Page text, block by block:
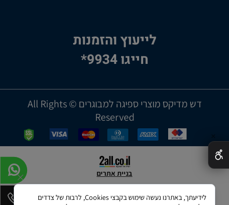
לייעוץ והזמנות
חייגו 9934*
דש מדיקס מוצרי ספיגה למבוגרים © All Rights
Reserved
בניית אתרים
לידיעתך, באתרנו נעשה שימוש בקבצי Cookies, לרבות של צדדים